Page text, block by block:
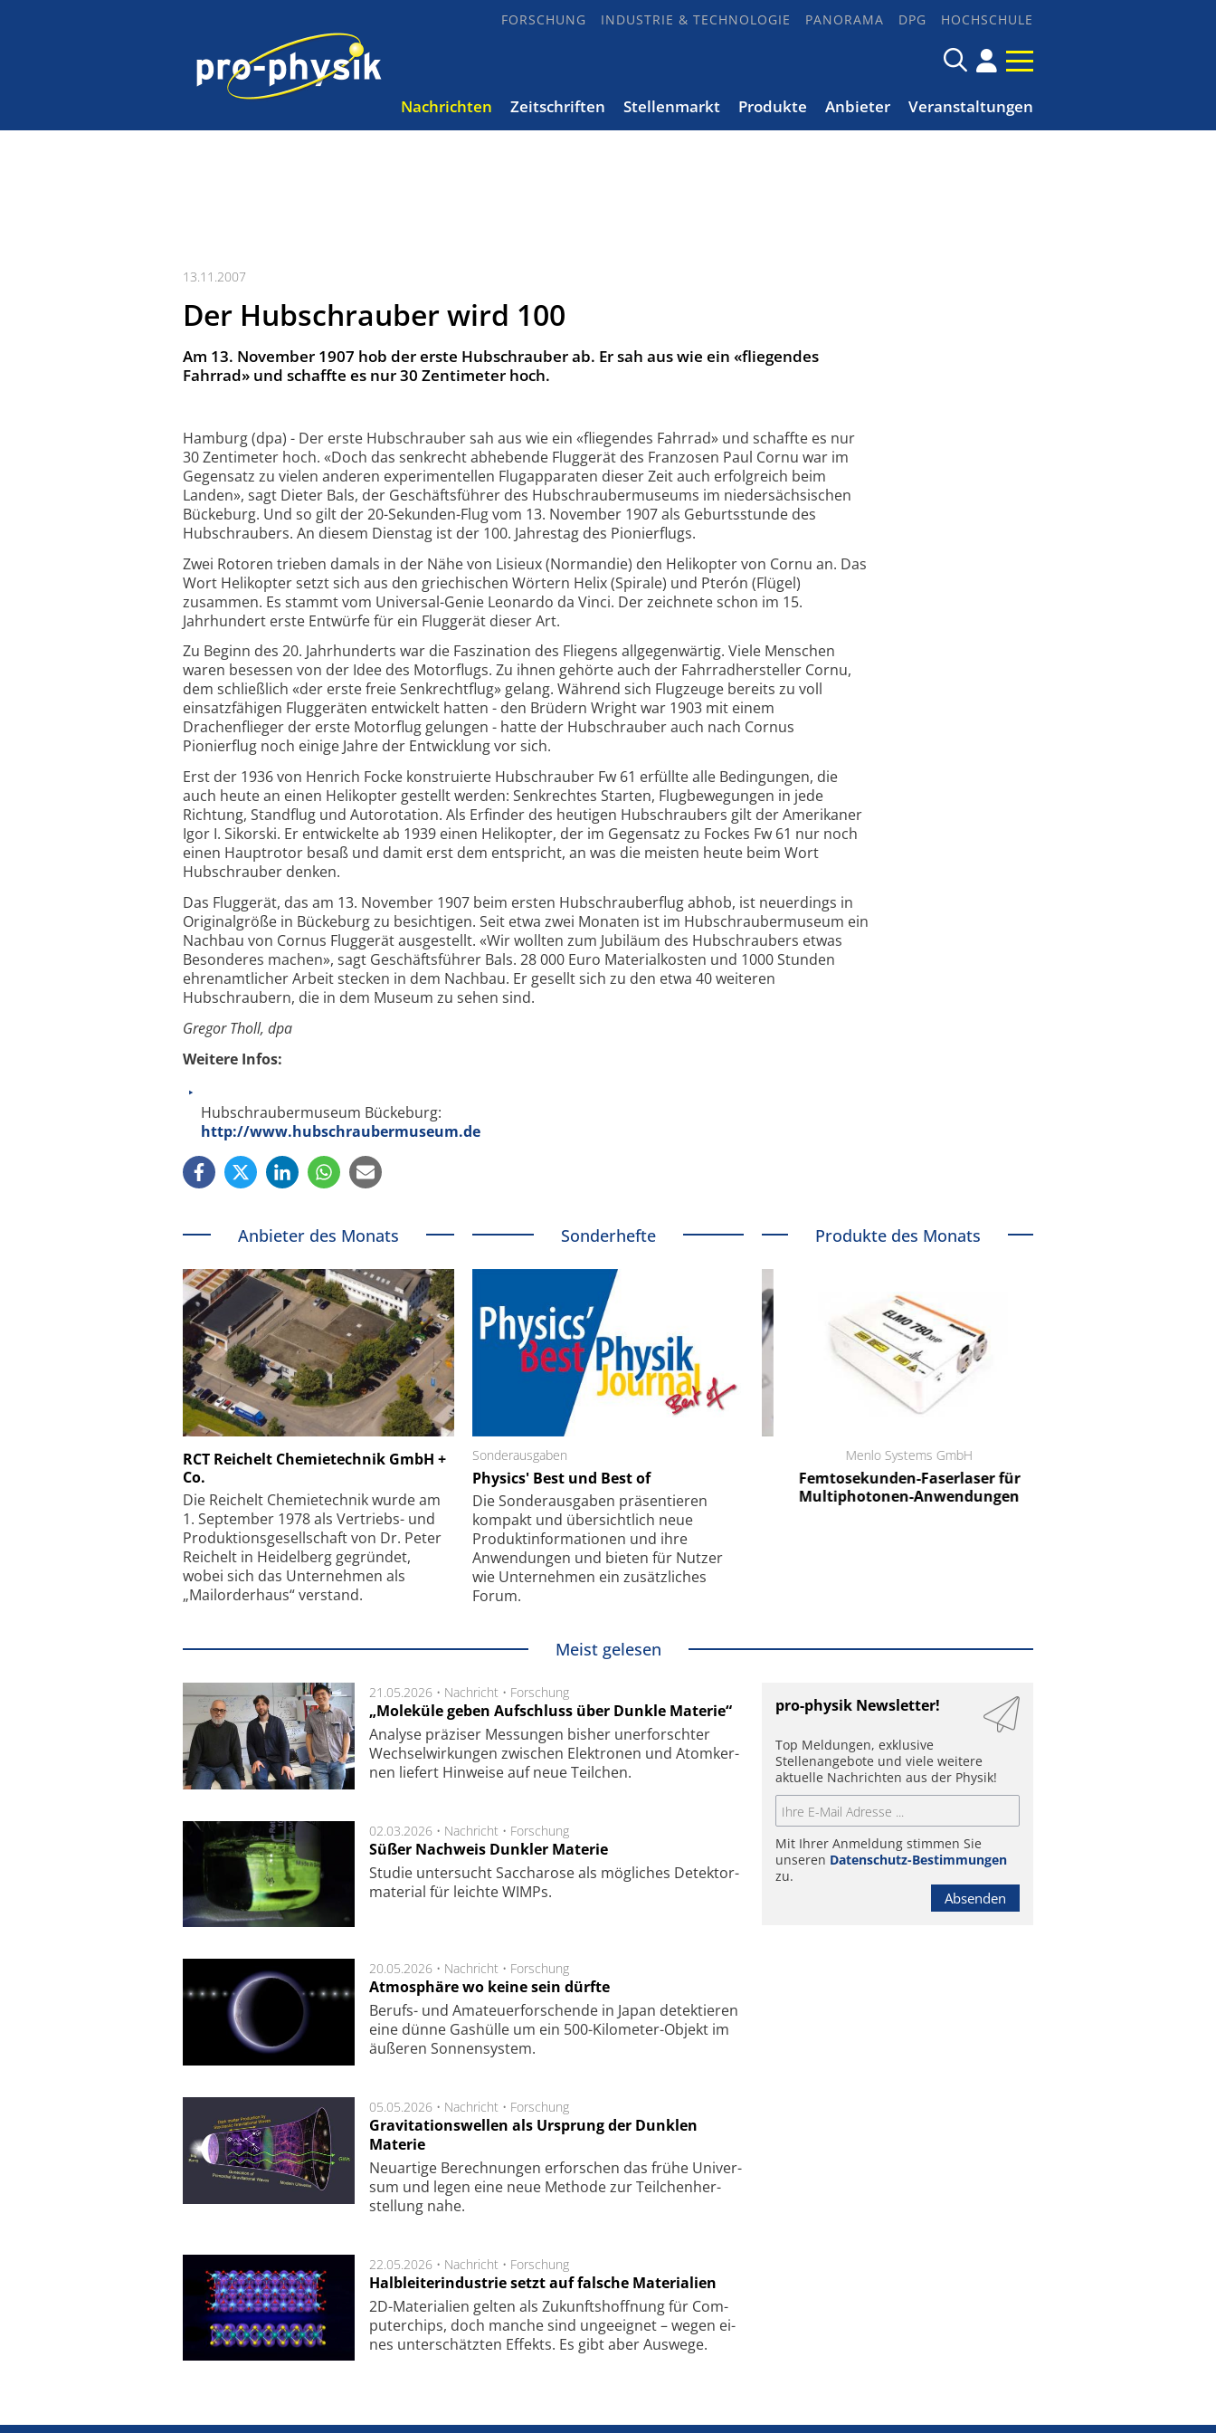
FORSCHUNG INDUSTRIE & TECHNOLOGIE PANORAMA DPG HOCHSCHULE
Nachrichten Zeitschriften Stellenmarkt Produkte Anbieter Veranstaltungen
13.11.2007
Der Hubschrauber wird 100
Am 13. November 1907 hob der erste Hubschrauber ab. Er sah aus wie ein «fliegendes
Fahrrad» und schaffte es nur 30 Zentimeter hoch.
Hamburg (dpa) - Der erste Hubschrauber sah aus wie ein «fliegendes Fahrrad» und schaffte es nur
30 Zentimeter hoch. «Doch das senkrecht abhebende Fluggerät des Franzosen Paul Cornu war im
Gegensatz zu vielen anderen experimentellen Flugapparaten dieser Zeit auch erfolgreich beim
Landen», sagt Dieter Bals, der Geschäftsführer des Hubschraubermuseums im niedersächsischen
Bückeburg. Und so gilt der 20-Sekunden-Flug vom 13. November 1907 als Geburtsstunde des
Hubschraubers. An diesem Dienstag ist der 100. Jahrestag des Pionierflugs.
Zwei Rotoren trieben damals in der Nähe von Lisieux (Normandie) den Helikopter von Cornu an. Das
Wort Helikopter setzt sich aus den griechischen Wörtern Helix (Spirale) und Pterón (Flügel)
zusammen. Es stammt vom Universal-Genie Leonardo da Vinci. Der zeichnete schon im 15.
Jahrhundert erste Entwürfe für ein Fluggerät dieser Art.
Zu Beginn des 20. Jahrhunderts war die Faszination des Fliegens allgegenwärtig. Viele Menschen
waren besessen von der Idee des Motorflugs. Zu ihnen gehörte auch der Fahrradhersteller Cornu,
dem schließlich «der erste freie Senkrechtflug» gelang. Während sich Flugzeuge bereits zu voll
einsatzfähigen Fluggeräten entwickelt hatten - den Brüdern Wright war 1903 mit einem
Drachenflieger der erste Motorflug gelungen - hatte der Hubschrauber auch nach Cornus
Pionierflug noch einige Jahre der Entwicklung vor sich.
Erst der 1936 von Henrich Focke konstruierte Hubschrauber Fw 61 erfüllte alle Bedingungen, die
auch heute an einen Helikopter gestellt werden: Senkrechtes Starten, Flugbewegungen in jede
Richtung, Standflug und Autorotation. Als Erfinder des heutigen Hubschraubers gilt der Amerikaner
Igor I. Sikorski. Er entwickelte ab 1939 einen Helikopter, der im Gegensatz zu Fockes Fw 61 nur noch
einen Hauptrotor besaß und damit erst dem entspricht, an was die meisten heute beim Wort
Hubschrauber denken.
Das Fluggerät, das am 13. November 1907 beim ersten Hubschrauberflug abhob, ist neuerdings in
Originalgröße in Bückeburg zu besichtigen. Seit etwa zwei Monaten ist im Hubschraubermuseum ein
Nachbau von Cornus Fluggerät ausgestellt. «Wir wollten zum Jubiläum des Hubschraubers etwas
Besonderes machen», sagt Geschäftsführer Bals. 28 000 Euro Materialkosten und 1000 Stunden
ehrenamtlicher Arbeit stecken in dem Nachbau. Er gesellt sich zu den etwa 40 weiteren
Hubschraubern, die in dem Museum zu sehen sind.
Gregor Tholl, dpa
Weitere Infos:
Hubschraubermuseum Bückeburg:
http://www.hubschraubermuseum.de
Anbieter des Monats
RCT Reichelt Chemietechnik GmbH +
Co.
Die Reichelt Chemietechnik wurde am
1. September 1978 als Vertriebs- und
Produktionsgesellschaft von Dr. Peter
Reichelt in Heidelberg gegründet,
wobei sich das Unternehmen als
„Mailorderhaus“ verstand.
Sonderhefte
Sonderausgaben
Physics' Best und Best of
Die Sonder­ausgaben präsentieren
kompakt und übersichtlich neue
Produkt­informationen und ihre
Anwendungen und bieten für Nutzer
wie Unternehmen ein zusätzliches
Forum.
Produkte des Monats
Schäfter + Kirchhoff GmbH
Feinfokussierungsmechanismus
Elektronenmikroskopie auf
kleinstem Raum
Menlo Systems GmbH
Femtosekunden-Faserlaser für
Multiphotonen-Anwendungen
Meist gelesen
21.05.2026 • Nachricht • Forschung
„Moleküle geben Aufschluss über Dunkle Materie“
Analyse prä­zi­ser Mes­sung­en bis­her un­er­for­schter
Wech­sel­wir­kung­en zwi­schen Elek­tro­nen und Atom­ker­
nen lie­fert Hin­wei­se auf neue Teil­chen.
02.03.2026 • Nachricht • Forschung
Süßer Nachweis Dunkler Materie
Studie unter­sucht Saccha­ro­se als mög­li­ches De­tek­tor­
ma­te­rial für leich­te WIMPs.
20.05.2026 • Nachricht • Forschung
Atmosphäre wo keine sein dürfte
Berufs- und Ama­teuer­for­schen­de in Japan de­tek­tie­ren
eine dün­ne Gas­hül­le um ein 500-Kilo­meter-Objekt im
äu­ße­ren Son­nen­sys­tem.
05.05.2026 • Nachricht • Forschung
Gravitationswellen als Ursprung der Dunklen
Materie
Neu­artige Be­rech­nung­en er­for­schen das frü­he Uni­ver­
sum und legen eine neue Me­tho­de zur Teil­chen­her­
stel­lung nahe.
22.05.2026 • Nachricht • Forschung
Halbleiterindustrie setzt auf falsche Materialien
2D-Mate­ri­a­li­en gel­ten als Zu­kunfts­hoff­nung für Com­
pu­ter­chips, doch man­che sind un­ge­eig­net – we­gen ei­
nes un­ter­schätz­ten Ef­fekts. Es gibt aber Aus­we­ge.
pro-physik Newsletter!
Top Meldungen, exklusive
Stellenangebote und viele weitere
aktuelle Nachrichten aus der Physik!
Mit Ihrer Anmeldung stimmen Sie
unseren Datenschutz-Bestimmungen
zu.
Absenden